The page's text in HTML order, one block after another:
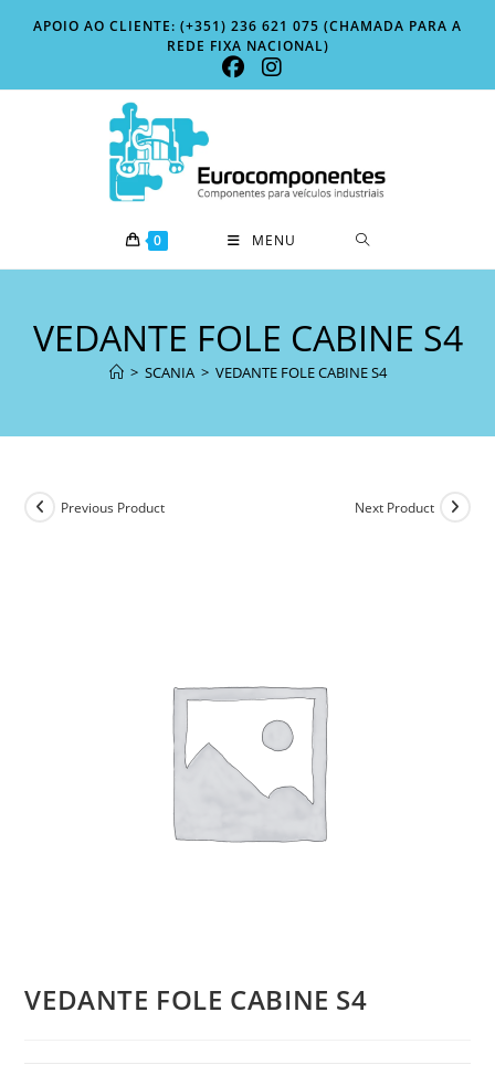
APOIO AO CLIENTE: (+351) 236 621 075 (CHAMADA PARA A
REDE FIXA NACIONAL)
0 MENU
VEDANTE FOLE CABINE S4
> SCANIA > VEDANTE FOLE CABINE S4
Previous Product Next Product
VEDANTE FOLE CABINE S4